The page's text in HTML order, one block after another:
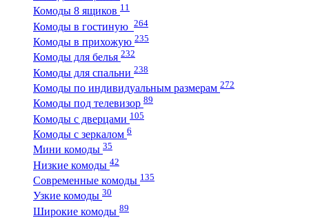
Комоды 8 ящиков 11
Комоды в гостиную 264
Комоды в прихожую 235
Комоды для белья 232
Комоды для спальни 238
Комоды по индивидуальным размерам 272
Комоды под телевизор 89
Комоды с дверцами 105
Комоды с зеркалом 6
Мини комоды 35
Низкие комоды 42
Современные комоды 135
Узкие комоды 30
Широкие комоды 89